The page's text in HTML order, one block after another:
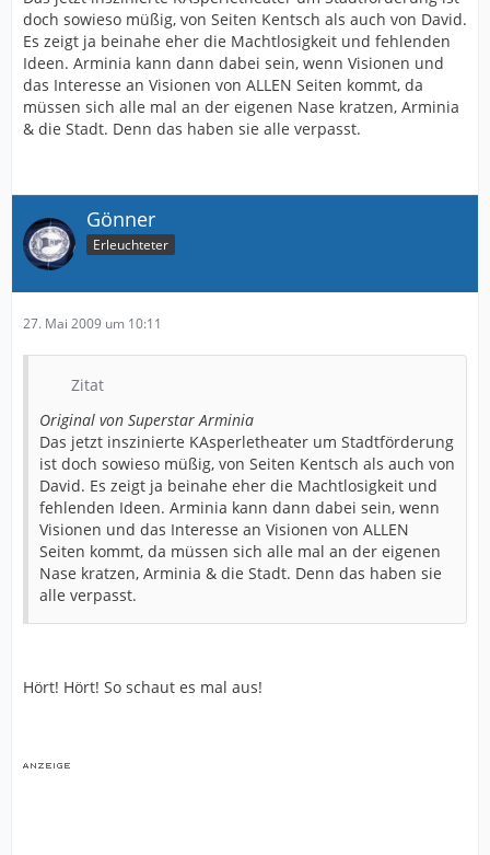
doch sowieso müßig, von Seiten Kentsch als auch von David.
Es zeigt ja beinahe eher die Machtlosigkeit und fehlenden
Ideen. Arminia kann dann dabei sein, wenn Visionen und
das Interesse an Visionen von ALLEN Seiten kommt, da
müssen sich alle mal an der eigenen Nase kratzen, Arminia
& die Stadt. Denn das haben sie alle verpasst.
Gönner
Erleuchteter
27. Mai 2009 um 10:11
Zitat
Original von Superstar Arminia
Das jetzt inszinierte KAsperletheater um Stadtförderung
ist doch sowieso müßig, von Seiten Kentsch als auch von
David. Es zeigt ja beinahe eher die Machtlosigkeit und
fehlenden Ideen. Arminia kann dann dabei sein, wenn
Visionen und das Interesse an Visionen von ALLEN
Seiten kommt, da müssen sich alle mal an der eigenen
Nase kratzen, Arminia & die Stadt. Denn das haben sie
alle verpasst.
Hört! Hört! So schaut es mal aus!